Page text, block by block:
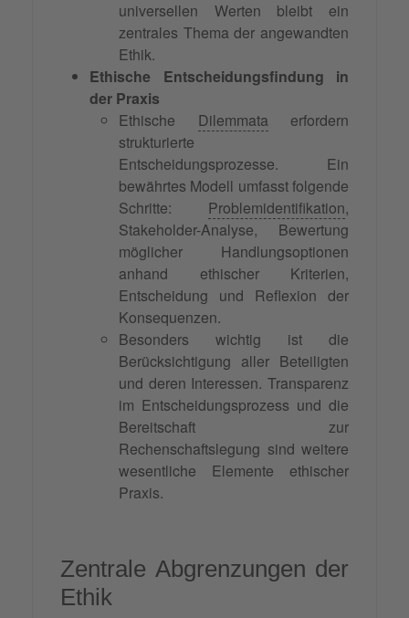
universellen Werten bleibt ein
zentrales Thema der angewandten
Ethik.
Ethische Entscheidungsfindung in
der Praxis
Ethische Dilemmataerfordern
strukturierte
Entscheidungsprozesse. Ein
bewährtes Modell umfasst folgende
Schritte: Problemidentifikation,
Stakeholder-Analyse, Bewertung
möglicher Handlungsoptionen
anhand ethischer Kriterien,
Entscheidung und Reflexion der
Konsequenzen.
Besonders wichtig ist die
Berücksichtigung aller Beteiligten
und deren Interessen. Transparenz
im Entscheidungsprozess und die
Bereitschaft zur
Rechenschaftslegung sind weitere
wesentliche Elemente ethischer
Praxis.
Zentrale Abgrenzungen der
Ethik